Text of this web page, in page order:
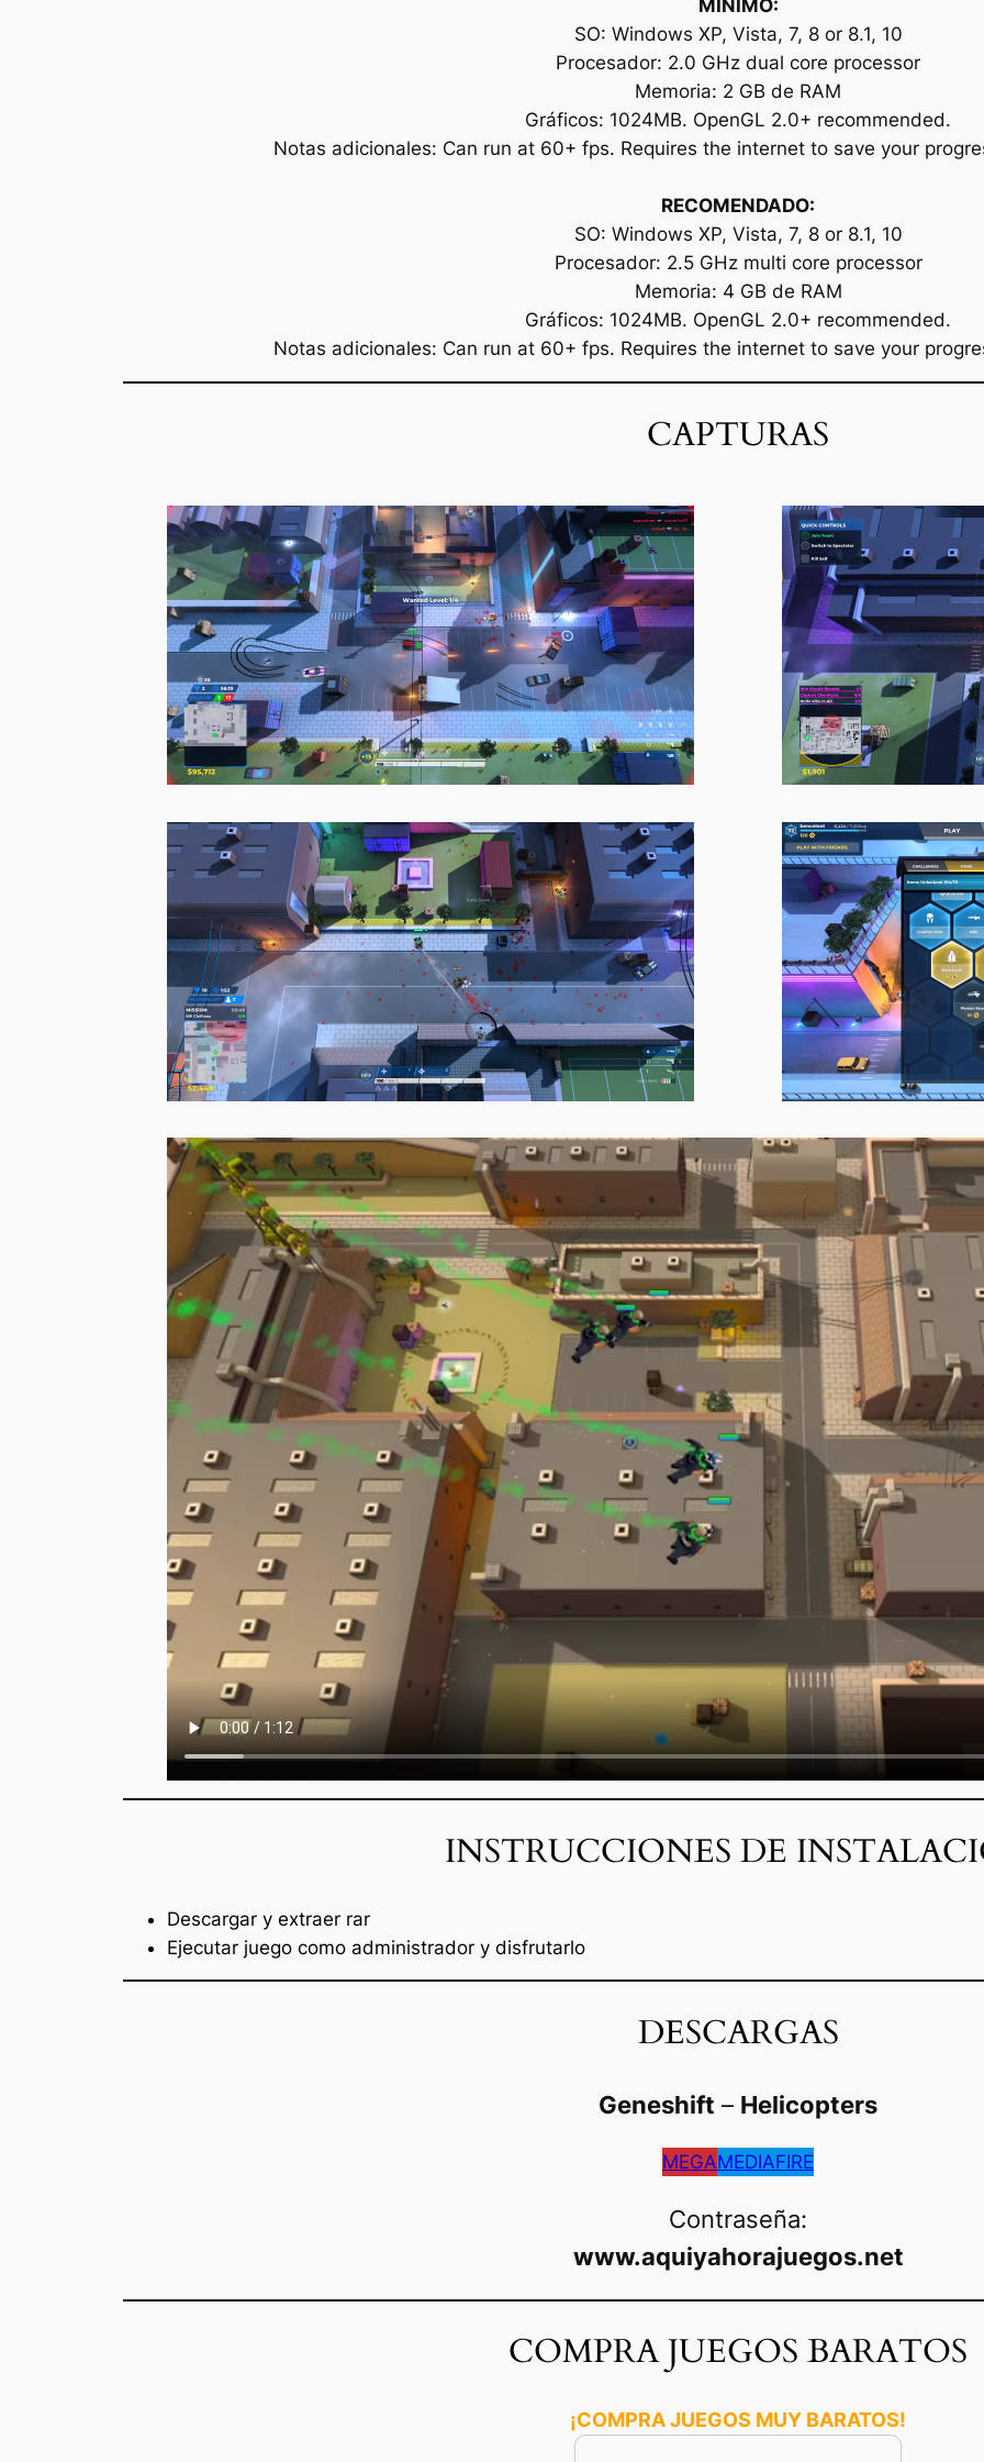
MÍNIMO:
SO: Windows XP, Vista, 7, 8 or 8.1, 10
Procesador: 2.0 GHz dual core processor
Memoria: 2 GB de RAM
Gráficos: 1024MB. OpenGL 2.0+ recommended.
Notas adicionales: Can run at 60+ fps. Requires the internet to save your
RECOMENDADO:
SO: Windows XP, Vista, 7, 8 or 8.1, 10
Procesador: 2.5 GHz multi core processor
Memoria: 4 GB de RAM
Gráficos: 1024MB. OpenGL 2.0+ recommended.
Notas adicionales: Can run at 60+ fps. Requires the internet to save your
CAPTURAS
INSTRUCCIONES DE
Descargar y extraer rar
Ejecutar juego como administrador y disfrutarlo
DESCARGAS
Geneshift – Helicopters
MEGAMEDIAFIRE
Contraseña:
www.aquiyahorajuegos.net
COMPRA JUEGOS BARATOS
¡COMPRA JUEGOS MUY BARATOS!